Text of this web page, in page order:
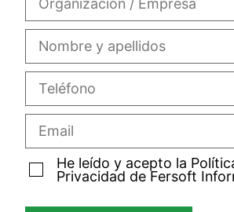
He leído y acepto la
Privacidad de Fersoft